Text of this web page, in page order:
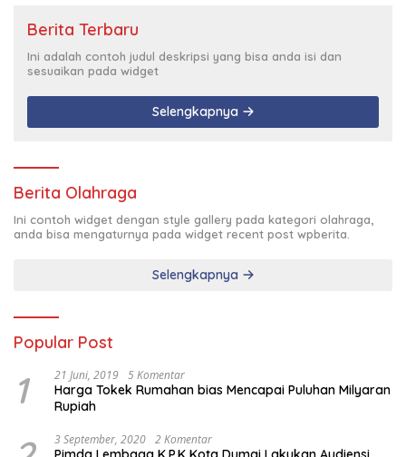
Berita Terbaru
Ini adalah contoh judul deskripsi yang bisa anda isi dan
sesuaikan pada widget
Selengkapnya
Berita Olahraga
Ini contoh widget dengan style gallery pada kategori olahraga,
anda bisa mengaturnya pada widget recent post wpberita.
Selengkapnya
Popular Post
1 21 Juni, 2019 5 Komentar
Harga Tokek Rumahan bias Mencapai Puluhan Milyaran
Rupiah
3 September, 2020 2 Komentar